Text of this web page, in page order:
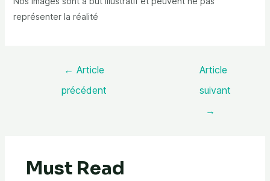
représenter la réalité
← Article
précédent
Article
suivant
→
Must Read